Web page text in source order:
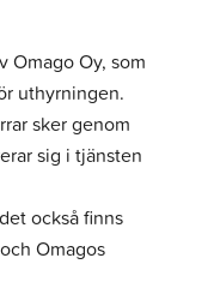
Omago Oy, som
uthyrningen.
sker genom
sig i tjänsten
också finns
Omagos